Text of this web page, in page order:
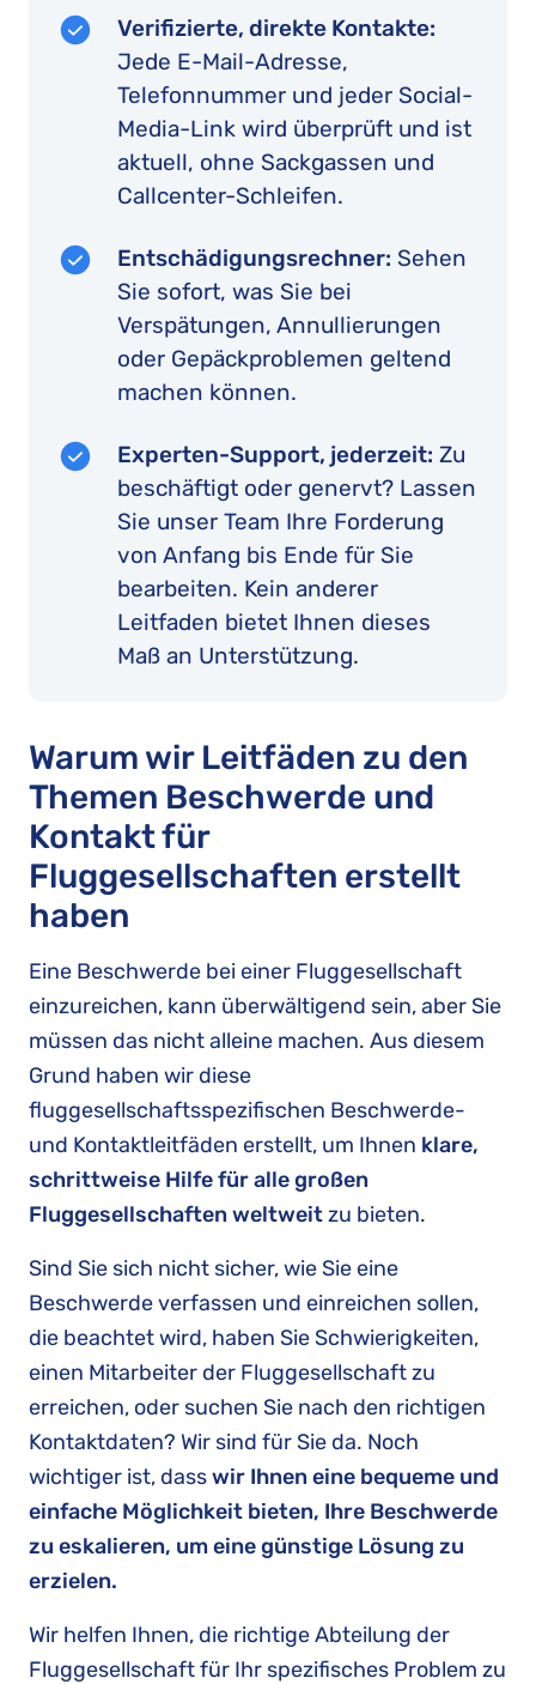
Verifizierte, direkte Kontakte:
Jede E-Mail-Adresse,
Telefonnummer und jeder Social-
Media-Link wird überprüft und ist
aktuell, ohne Sackgassen und
Callcenter-Schleifen.
Entschädigungsrechner: Sehen
Sie sofort, was Sie bei
Verspätungen, Annullierungen
oder Gepäckproblemen geltend
machen können.
Experten-Support, jederzeit: Zu
beschäftigt oder genervt? Lassen
Sie unser Team Ihre Forderung
von Anfang bis Ende für Sie
bearbeiten. Kein anderer
Leitfaden bietet Ihnen dieses
Maß an Unterstützung.
Warum wir Leitfäden zu den
Themen Beschwerde und
Kontakt für
Fluggesellschaften erstellt
haben
Eine Beschwerde bei einer Fluggesellschaft
einzureichen, kann überwältigend sein, aber Sie
müssen das nicht alleine machen. Aus diesem
Grund haben wir diese
fluggesellschaftsspezifischen Beschwerde-
und Kontaktleitfäden erstellt, um Ihnen klare,
schrittweise Hilfe für alle großen
Fluggesellschaften weltweitzu bieten.
Sind Sie sich nicht sicher, wie Sie eine
Beschwerde verfassen und einreichen sollen,
die beachtet wird, haben Sie Schwierigkeiten,
einen Mitarbeiter der Fluggesellschaft zu
erreichen, oder suchen Sie nach den richtigen
Kontaktdaten? Wir sind für Sie da. Noch
wichtiger ist, dasswir Ihnen eine bequeme und
einfache Möglichkeit bieten, Ihre Beschwerde
zu eskalieren, um eine günstige Lösung zu
erzielen.
Wir helfen Ihnen, die richtige Abteilung der
Fluggesellschaft für Ihr spezifisches Problem zu